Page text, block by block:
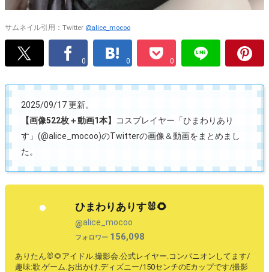
サムネイル引用：Twitter @alice_mocoo
0 0 0
2025/09/17 更新。
【画像522枚＋動画1本】
コスプレイヤー「ひまわりあり
す」(@alice_mocoo)のTwitterの画像＆動画をまとめまし
た。
ひまわりありす🐰🌻
@alice_mocoo
フォロワー 156,098
ありたん🐰🌻アイドル.撮影会.公式レイヤー.コンパニオンしてます/
趣味:歌.ゲーム.お出かけ.ディズニー/150センチのEカップです/撮影